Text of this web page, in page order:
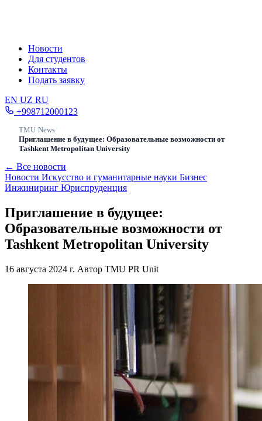
Новости
Для студентов
Контакты
Подать заявку
EN UZ RU
+998712000123
TMU/News/
Приглашение в будущее: Образовательные возможности от
Tashkent Metropolitan University
← Все новости
Новости Искусство и гуманитарные науки Бизнес
Инжиниринг Юриспруденция
Приглашение в будущее:
Образовательные возможности от
Tashkent Metropolitan University
16 августа 2024 г. Автор TMU PR Unit